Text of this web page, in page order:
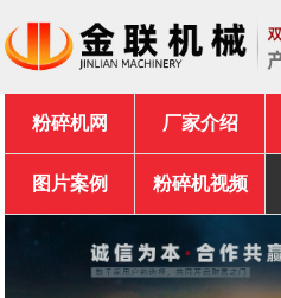
粉碎机网 厂家介绍
图片案例 粉碎机视频